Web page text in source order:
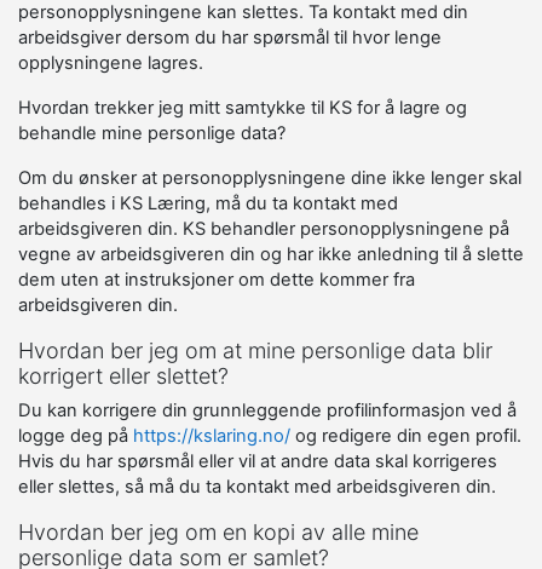
personopplysningene kan slettes. Ta kontakt med din
arbeidsgiver dersom du har spørsmål til hvor lenge
opplysningene lagres.
Hvordan trekker jeg mitt samtykke til KS for å lagre og
behandle mine personlige data?
Om du ønsker at personopplysningene dine ikke lenger skal
behandles i KS Læring, må du ta kontakt med
arbeidsgiveren din. KS behandler personopplysningene på
vegne av arbeidsgiveren din og har ikke anledning til å slette
dem uten at instruksjoner om dette kommer fra
arbeidsgiveren din.
Hvordan ber jeg om at mine personlige data blir
korrigert eller slettet?
Du kan korrigere din grunnleggende profilinformasjon ved å
logge deg på https://kslaring.no/ og redigere din egen profil.
Hvis du har spørsmål eller vil at andre data skal korrigeres
eller slettes, så må du ta kontakt med arbeidsgiveren din.
Hvordan ber jeg om en kopi av alle mine
personlige data som er samlet?